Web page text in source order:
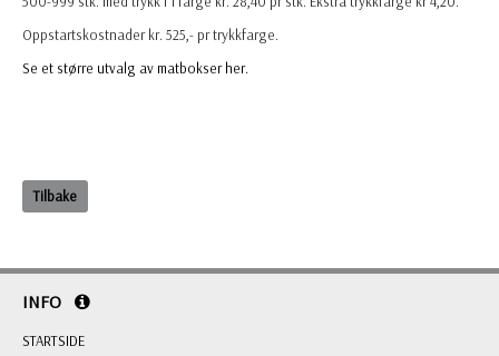
Oppstartskostnader kr. 525,- pr trykkfarge.
Se et større utvalg av matbokser her.
Tilbake
INFO
STARTSIDE